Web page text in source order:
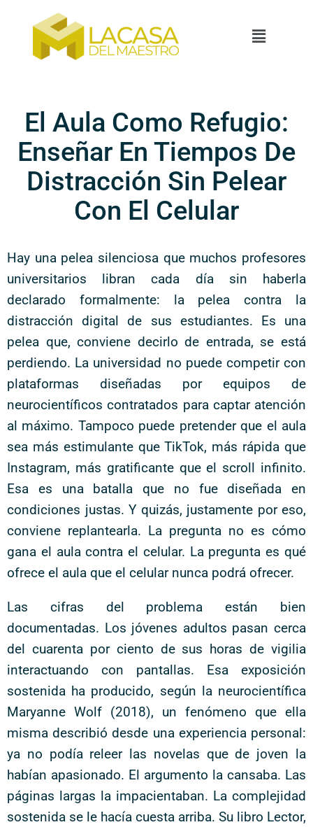
El Aula Como Refugio:
Enseñar En Tiempos De
Distracción Sin Pelear
Con El Celular
Hay una pelea silenciosa que muchos profesores
universitarios libran cada día sin haberla
declarado formalmente: la pelea contra la
distracción digital de sus estudiantes. Es una
pelea que, conviene decirlo de entrada, se está
perdiendo. La universidad no puede competir con
plataformas diseñadas por equipos de
neurocientíficos contratados para captar atención
al máximo. Tampoco puede pretender que el aula
sea más estimulante que TikTok, más rápida que
Instagram, más gratificante que el scroll infinito.
Esa es una batalla que no fue diseñada en
condiciones justas. Y quizás, justamente por eso,
conviene replantearla. La pregunta no es cómo
gana el aula contra el celular. La pregunta es qué
ofrece el aula que el celular nunca podrá ofrecer.
Las cifras del problema están bien
documentadas. Los jóvenes adultos pasan cerca
del cuarenta por ciento de sus horas de vigilia
interactuando con pantallas. Esa exposición
sostenida ha producido, según la neurocientífica
Maryanne Wolf (2018), un fenómeno que ella
misma describió desde una experiencia personal:
ya no podía releer las novelas que de joven la
habían apasionado. El argumento la cansaba. Las
páginas largas la impacientaban. La complejidad
sostenida se le hacía cuesta arriba. Su libro Lector,